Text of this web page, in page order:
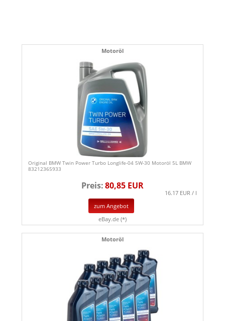
Motoröl
Original BMW Twin Power Turbo Longlife-04 5W-30 Motoröl 5L BMW
83212365933
Preis:80,85 EUR
16.17 EUR / l
zum Angebot
eBay.de (*)
Motoröl